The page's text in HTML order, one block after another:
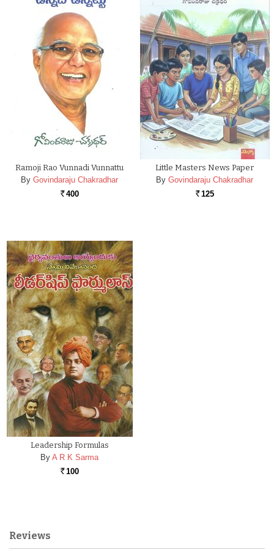
Ramoji Rao Vunnadi Vunnattu
By Govindaraju Chakradhar
Rs. 400
Little Masters News Paper
By Govindaraju Chakradhar
Rs. 125
Leadership Formulas
By A R K Sarma
Rs. 100
Reviews